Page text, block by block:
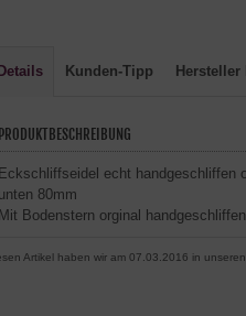
Details Kunden-Tipp
PRODUKTBESCHREIBUNG
Eckschliffseidel echt handgeschliffen
unten 80mm
Mit Bodenstern orginal handgeschliffen
Artikel haben wir am 07.03.2016 in